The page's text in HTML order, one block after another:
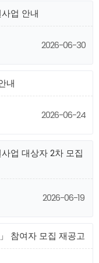
업 안내
2026-06-30
내
2026-06-24
업 대상자 2차 모집
2026-06-19
참여자 모집 재공고